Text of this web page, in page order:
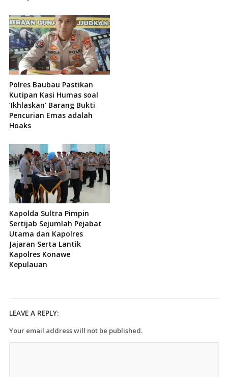
Polres Baubau Pastikan
Kutipan Kasi Humas soal
‘Ikhlaskan’ Barang Bukti
Pencurian Emas adalah
Hoaks
Kapolda Sultra Pimpin
Sertijab Sejumlah Pejabat
Utama dan Kapolres
Jajaran Serta Lantik
Kapolres Konawe
Kepulauan
LEAVE A REPLY:
Your email address will not be published.